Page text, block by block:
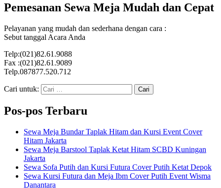
Pemesanan Sewa Meja Mudah dan Cepat
Pelayanan yang mudah dan sederhana dengan cara :
Sebut tanggal Acara Anda
Telp:(021)82.61.9088
Fax :(021)82.61.9089
Telp.087877.520.712
Cari untuk:
Pos-pos Terbaru
Sewa Meja Bundar Taplak Hitam dan Kursi Event Cover
Hitam Jakarta
Sewa Meja Barstool Taplak Ketat Hitam SCBD Kuningan
Jakarta
Sewa Sofa Putih dan Kursi Futura Cover Putih Ketat Depok
Sewa Kursi Futura dan Meja Ibm Cover Putih Event Wisma
Danantara